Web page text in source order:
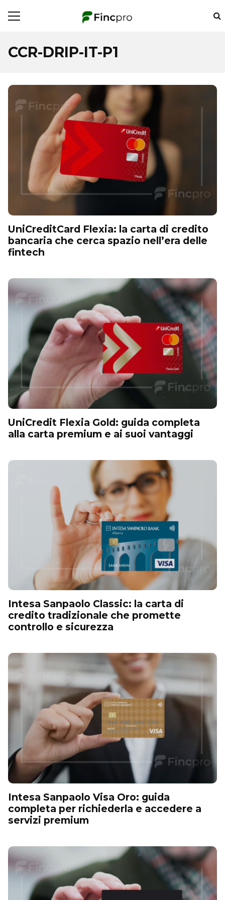
CCR-DRIP-IT-P1
UniCreditCard Flexia: la carta di credito
bancaria che cerca spazio nell’era delle
fintech
UniCredit Flexia Gold: guida completa
alla carta premium e ai suoi vantaggi
Intesa Sanpaolo Classic: la carta di
credito tradizionale che promette
controllo e sicurezza
Intesa Sanpaolo Visa Oro: guida
completa per richiederla e accedere a
servizi premium